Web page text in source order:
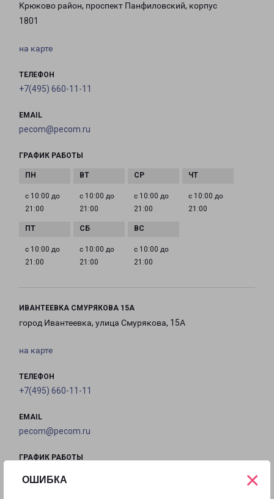
ОШИБКА ×
Крюково район, проспект Панфиловский, корпус
1801
на карте
ТЕЛЕФОН
+7(495) 660-11-11
EMAIL
pecom@pecom.ru
ГРАФИК РАБОТЫ
с 10:00 до
21:00
с 10:00 до
21:00
с 10:00 до
21:00
с 10:00 до
21:00
с 10:00 до
21:00
с 10:00 до
21:00
с 10:00 до
21:00
ИВАНТЕЕВКА СМУРЯКОВА 15А
город Ивантеевка, улица Смурякова, 15А
на карте
ТЕЛЕФОН
+7(495) 660-11-11
EMAIL
pecom@pecom.ru
ГРАФИК РАБОТЫ